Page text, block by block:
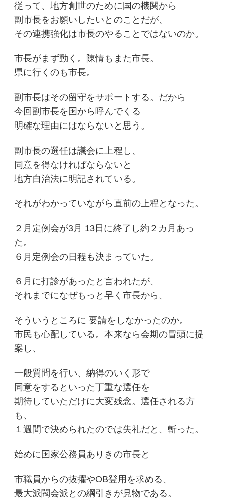
従って、地方創世のために国の機関から
副市長をお願いしたいとのことだが、
その連携強化は市長のやることではないのか。
市長がまず動く。陳情もまた市長。
県に行くのも市長。
副市長はその留守をサポートする。だから
今回副市長を国から呼んでくる
明確な理由にはならないと思う。
副市長の選任は議会に上程し、
同意を得なければならないと
地方自治法に明記されている。
それがわかっていながら直前の上程となった。
２月定例会が3月 13日に終了し約２カ月あっ
た。
６月定例会の日程も決まっていた。
６月に打診があったと言われたが、
それまでになぜもっと早く市長から、
そういうところに 要請をしなかったのか。
市民も心配している。本来なら会期の冒頭に提
案し、
一般質問を行い、納得のいく形で
同意をするといった丁重な選任を
期待していただけに大変残念。選任される方
も、
１週間で決められたのでは失礼だと、斬った。
始めに国家公務員ありきの市長と
市職員からの抜擢やOB登用を求める、
最大派閥会派との綱引きが見物である。